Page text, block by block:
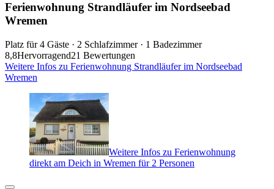
Ferienwohnung Strandläufer im Nordseebad
Wremen
Platz für 4 Gäste · 2 Schlafzimmer · 1 Badezimmer
8,8Hervorragend21 Bewertungen
Weitere Infos zu Ferienwohnung Strandläufer im Nordseebad
Wremen
Weitere Infos zu Ferienwohnung
direkt am Deich in Wremen für 2 Personen